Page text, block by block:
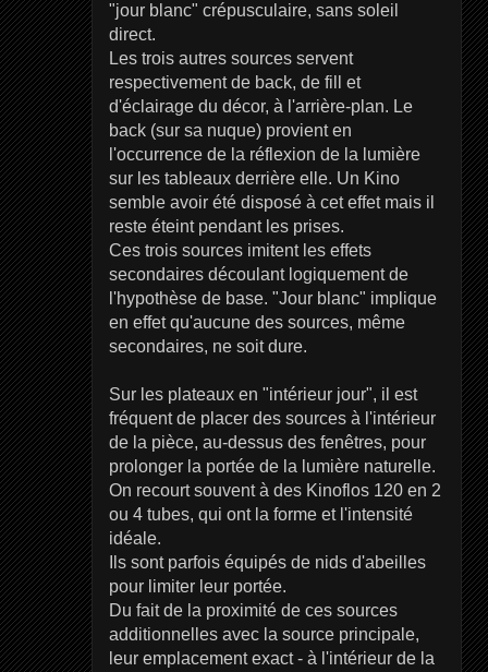
"jour blanc" crépusculaire, sans soleil
direct.
Les trois autres sources servent
respectivement de back, de fill et
d'éclairage du décor, à l'arrière-plan. Le
back (sur sa nuque) provient en
l'occurrence de la réflexion de la lumière
sur les tableaux derrière elle. Un Kino
semble avoir été disposé à cet effet mais il
reste éteint pendant les prises.
Ces trois sources imitent les effets
secondaires découlant logiquement de
l'hypothèse de base. "Jour blanc" implique
en effet qu'aucune des sources, même
secondaires, ne soit dure.
Sur les plateaux en "intérieur jour", il est
fréquent de placer des sources à l'intérieur
de la pièce, au-dessus des fenêtres, pour
prolonger la portée de la lumière naturelle.
On recourt souvent à des Kinoflos 120 en 2
ou 4 tubes, qui ont la forme et l'intensité
idéale.
Ils sont parfois équipés de nids d'abeilles
pour limiter leur portée.
Du fait de la proximité de ces sources
additionnelles avec la source principale,
leur emplacement exact - à l'intérieur de la